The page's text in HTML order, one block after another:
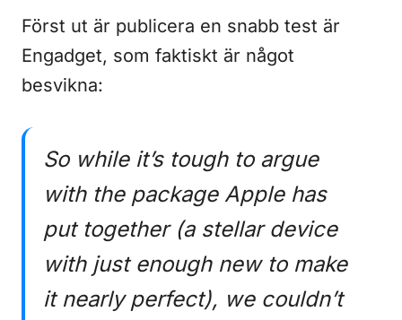
Först ut är publicera en snabb test är
Engadget, som faktiskt är något
besvikna:
So while it’s tough to argue
with the package Apple has
put together (a stellar device
with just enough new to make
it nearly perfect), we couldn’t